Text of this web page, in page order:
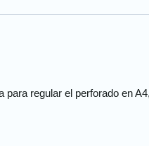
regular el perforado en